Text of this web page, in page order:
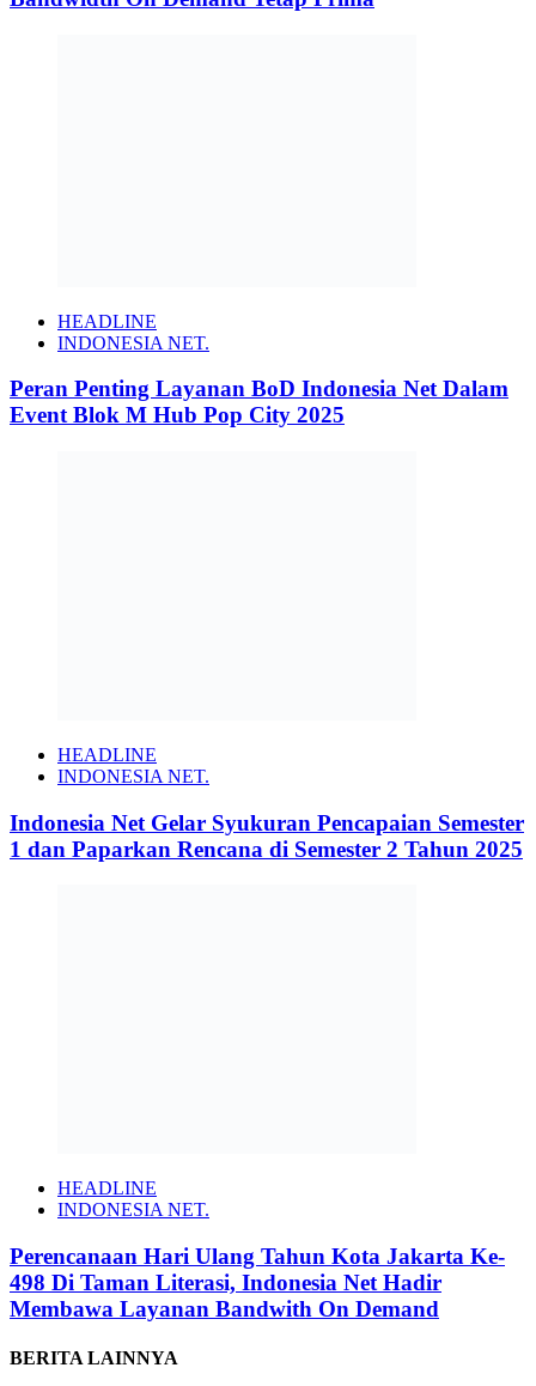
HEADLINE
INDONESIA NET.
Peran Penting Layanan BoD Indonesia Net Dalam
Event Blok M Hub Pop City 2025
HEADLINE
INDONESIA NET.
Indonesia Net Gelar Syukuran Pencapaian Semester
1 dan Paparkan Rencana di Semester 2 Tahun 2025
HEADLINE
INDONESIA NET.
Perencanaan Hari Ulang Tahun Kota Jakarta Ke-
498 Di Taman Literasi, Indonesia Net Hadir
Membawa Layanan Bandwith On Demand
BERITA LAINNYA